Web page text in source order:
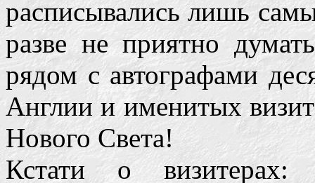
расписывались лишь
разве не приятно
рядом с автографами
Англии и именитых
Нового Света!
Кстати о визитерах: